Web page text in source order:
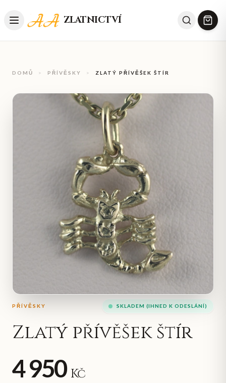
ZLATNICTVÍ
DOMŮ > PŘÍVĚSKY > ZLATÝ PŘÍVĚŠEK ŠTÍR
PŘÍVĚSKY SKLADEM (IHNED K ODESLÁNÍ)
Zlatý přívěšek štír
4 950 Kč